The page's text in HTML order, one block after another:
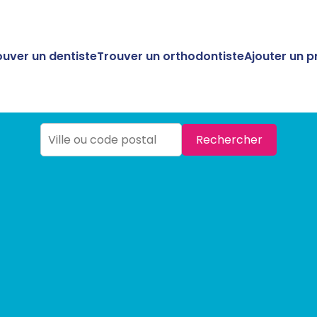
un dentisteTrouver un orthodontisteAjouter un
Rechercher